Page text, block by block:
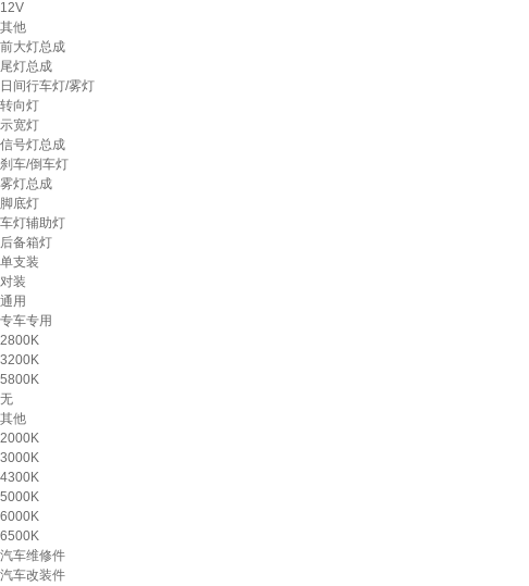
12V
其他
前大灯总成
尾灯总成
日间行车灯/雾灯
转向灯
示宽灯
信号灯总成
刹车/倒车灯
雾灯总成
脚底灯
车灯辅助灯
后备箱灯
单支装
对装
通用
专车专用
2800K
3200K
5800K
无
其他
2000K
3000K
4300K
5000K
6000K
6500K
汽车维修件
汽车改装件